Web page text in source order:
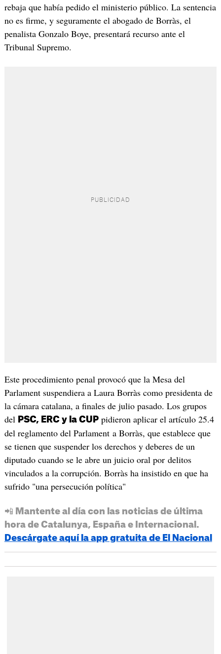
rebaja que había pedido el ministerio público. La sentencia
no es firme, y seguramente el abogado de Borràs, el
penalista Gonzalo Boye, presentará recurso ante el
Tribunal Supremo.
Este procedimiento penal provocó que la Mesa del
Parlament suspendiera a Laura Borràs como presidenta de
la cámara catalana, a finales de julio pasado. Los grupos
del PSC, ERC y la CUPpidieron aplicar el artículo 25.4
del reglamento del Parlament a Borràs, que establece que
se tienen que suspender los derechos y deberes de un
diputado cuando se le abre un juicio oral por delitos
vinculados a la corrupción. Borràs ha insistido en que ha
sufrido "una persecución política"
📲 Mantente al día con las noticias de última
hora de Catalunya, España e Internacional.
Descárgate aquí la app gratuita de El Nacional